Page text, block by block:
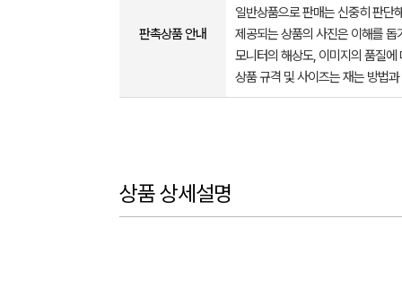
판촉상품 안내
일반상품으로 판매는 신중히 판단
제공되는 상품의 사진은 이해를
모니터의 해상도, 이미지의 품질
상품 규격 및 사이즈는 재는 방법
상품 상세설명